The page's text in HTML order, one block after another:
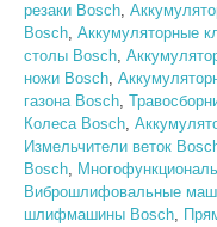
резаки Bosch,
Bosch, Аккумуляторные
столы Bosch,
ножи Bosch,
газона Bosch,
Колеса Bosch,
Измельчители веток
Bosch,
Виброшлифовальные
шлифмашины Bosch,